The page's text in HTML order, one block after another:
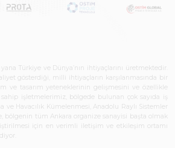
Türkiye ve Dünya’nın ihtiyaçlarını üretmektedir.
gösterdiği, milli ihtiyaçların karşılanmasında bir
ve tasarım yeteneklerinin gelişmesini ve özellikle
işletmelerimiz, bölgede bulunan çok sayıda iş
Havacılık Kümelenmesi, Anadolu Raylı Sistemler
bölgenin tüm Ankara organize sanayisi başta olmak
için en verimli iletişim ve etkileşim ortamı